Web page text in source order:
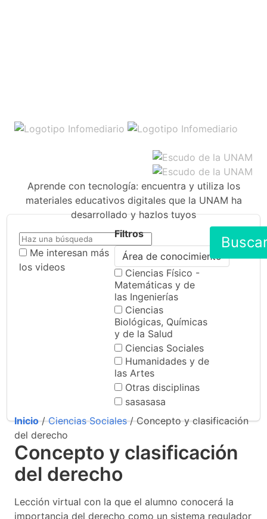
Aprende con tecnología: encuentra y utiliza los
materiales educativos digitales que la UNAM ha
desarrollado y hazlos tuyos
Me interesan más
los videos
Filtros
Área de conocimiento
Ciencias Físico -
Matemáticas y de
las Ingenierías
Ciencias
Biológicas, Químicas
y de la Salud
Ciencias Sociales
Humanidades y de
las Artes
Otras disciplinas
sasasasa
Inicio/Ciencias Sociales/ Concepto y clasificación
del derecho
Concepto y clasificación
del derecho
Lección virtual con la que el alumno conocerá la
importancia del derecho como un sistema regulador